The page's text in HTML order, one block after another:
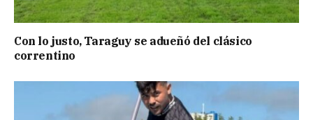
Con lo justo, Taraguy se adueñó del clásico
correntino